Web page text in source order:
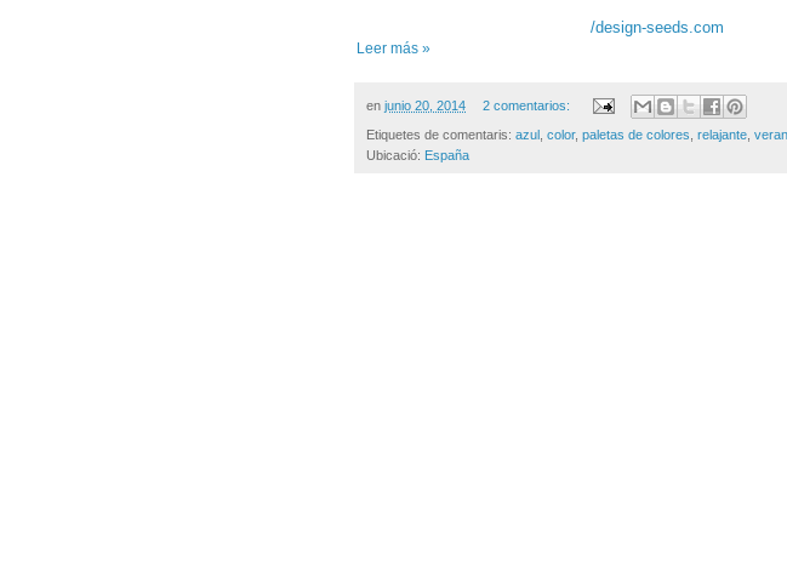
/design-seeds.com
Leer más »
en junio 20, 2014 2 comentarios:
Etiquetes de comentaris: azul color, paletas de colores relajante
Ubicació: España